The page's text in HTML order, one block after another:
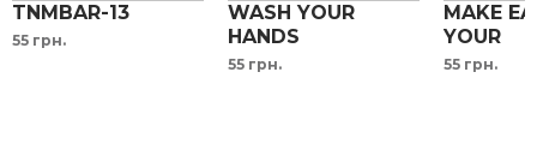
TNMBAR-13
55 грн.
WASH YOUR
HANDS
металлическая
55 грн.
MAKE
YOUR
55 грн.